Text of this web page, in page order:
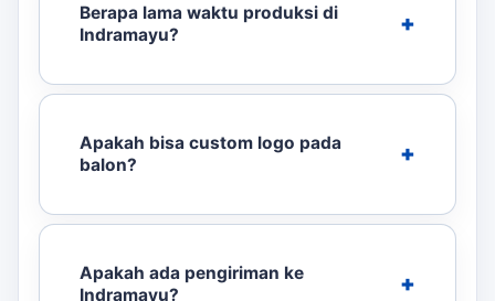
Berapa lama waktu produksi di
Indramayu?
Apakah bisa custom logo pada
balon?
Apakah ada pengiriman ke
Indramayu?